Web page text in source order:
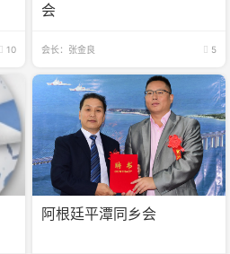
10
会
会长：张金良 5
阿根廷平潭同乡会